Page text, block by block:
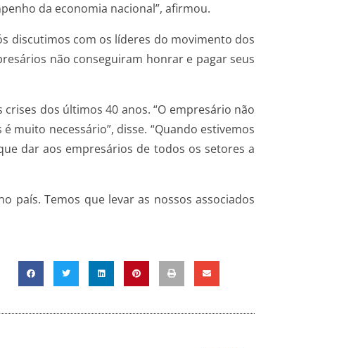
da economia nacional”, afirmou.
discutimos com os líderes do movimento dos
não conseguiram honrar e pagar seus
dos últimos 40 anos. “O empresário não
muito necessário”, disse. “Quando estivemos
dar aos empresários de todos os setores a
país. Temos que levar as nossos associados